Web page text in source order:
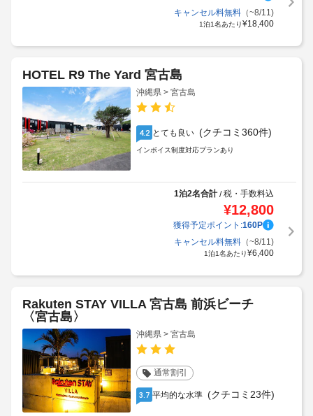
キャンセル料無料（~8/11)
1泊1名あたり¥18,400
HOTEL R9 The Yard 宮古島
沖縄県 > 宮古島
4.2 とても良い (クチコミ360件)
インボイス制度対応プランあり
1泊2名合計/税・手数料込
¥12,800
獲得予定ポイント:160P
キャンセル料無料（~8/11)
1泊1名あたり¥6,400
Rakuten STAY VILLA 宮古島 前浜ビーチ
〈宮古島〉
沖縄県 > 宮古島
通常割引
3.7 平均的な水準 (クチコミ23件)